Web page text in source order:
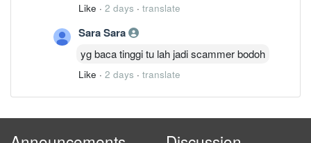
Like · 2 days · translate
Sara Sara
yg baca tinggi tu lah jadi scammer bodoh
Like · 2 days · translate